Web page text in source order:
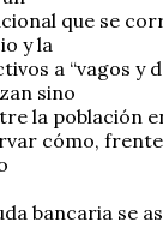
que se
y la
a “vagos y
sino
la población
cómo,
bancaria se